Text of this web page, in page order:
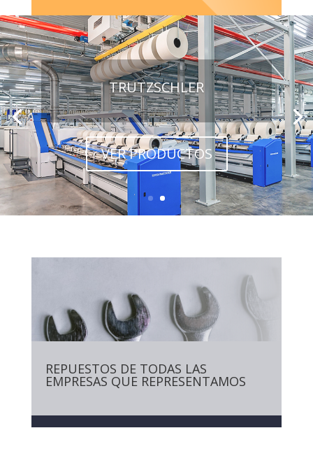
TRUTZSCHLER
VER PRODUCTOS
REPUESTOS DE TODAS LAS
EMPRESAS QUE REPRESENTAMOS